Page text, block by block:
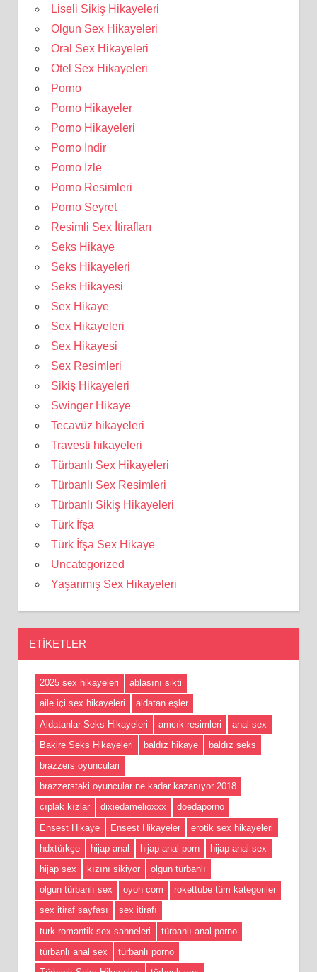
Liseli Sikiş Hikayeleri
Olgun Sex Hikayeleri
Oral Sex Hikayeleri
Otel Sex Hikayeleri
Porno
Porno Hikayeler
Porno Hikayeleri
Porno İndir
Porno İzle
Porno Resimleri
Porno Seyret
Resimli Sex İtirafları
Seks Hikaye
Seks Hikayeleri
Seks Hikayesi
Sex Hikaye
Sex Hikayeleri
Sex Hikayesi
Sex Resimleri
Sikiş Hikayeleri
Swinger Hikaye
Tecavüz hikayeleri
Travesti hikayeleri
Türbanlı Sex Hikayeleri
Türbanlı Sex Resimleri
Türbanlı Sikiş Hikayeleri
Türk İfşa
Türk İfşa Sex Hikaye
Uncategorized
Yaşanmış Sex Hikayeleri
ETIKETLER
2025 sex hikayeleri
ablasını sikti
aile içi sex hikayeleri
aldatan eşler
Aldatanlar Seks Hikayeleri
amcık resimleri
anal sex
Bakire Seks Hikayeleri
baldız hikaye
baldız seks
brazzers oyunculari
brazzerstaki oyuncular ne kadar kazanıyor 2018
cıplak kızlar
dixiedamelioxxx
doedaporno
Ensest Hikaye
Ensest Hikayeler
erotik sex hikayeleri
hdxtürkçe
hijap anal hijap anal porn
hijap anal sex
hijap sex
kızını sikiyor
olgun türbanlı
olgun türbanlı sex
oyoh com
rokettube tüm kategoriler
sex itiraf sayfası
sex itirafı
turk romantik sex sahneleri
türbanlı anal porno
türbanlı anal sex
türbanlı porno